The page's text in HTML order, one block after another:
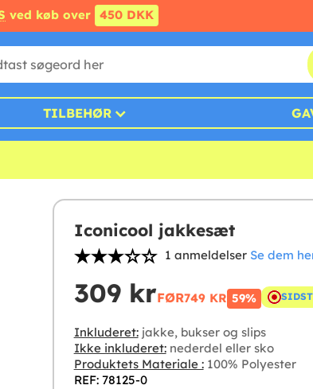
ved køb over 450 DKK
TILBEHØR
Iconicool jakkesæt
1 anmeldelser Se dem
309 krFØR749 KR 59%
Inkluderet:jakke, bukser og slips
Ikke inkluderet:nederdel eller sko
Produktets Materiale :100% Polyester
REF: 78125-0